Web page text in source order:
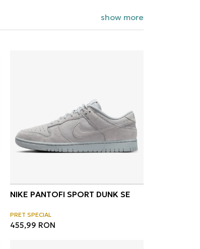
show more
NIKE PANTOFI SPORT DUNK SE
PRET SPECIAL
455,99 RON